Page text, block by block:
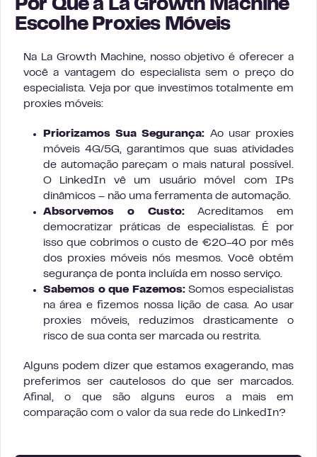
Por Que a La Growth Machine
Escolhe Proxies Móveis
Na La Growth Machine, nosso objetivo é oferecer a
você a vantagem do especialista sem o preço do
especialista. Veja por que investimos totalmente em
proxies móveis:
Priorizamos Sua Segurança: Ao usar proxies
móveis 4G/5G, garantimos que suas atividades
de automação pareçam o mais natural possível.
O LinkedIn vê um usuário móvel com IPs
dinâmicos – não uma ferramenta de automação.
Absorvemos o Custo:Acreditamos em
democratizar práticas de especialistas. É por
isso que cobrimos o custo de €20-40 por mês
dos proxies móveis nós mesmos. Você obtém
segurança de ponta incluída em nosso serviço.
Sabemos o que Fazemos:Somos especialistas
na área e fizemos nossa lição de casa. Ao usar
proxies móveis, reduzimos drasticamente o
risco de sua conta ser marcada ou restrita.
Alguns podem dizer que estamos exagerando, mas
preferimos ser cautelosos do que ser marcados.
Afinal, o que são alguns euros a mais em
comparação com o valor da sua rede do LinkedIn?